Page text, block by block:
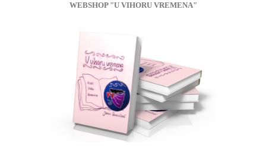
WEBSHOP "U VIHORU VREMENA"